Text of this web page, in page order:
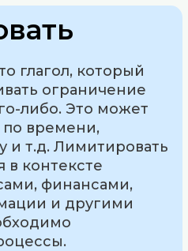
глагол, который
ограничение
либо. Это может
времени,
и т.д. Лимитировать
в контексте
финансами,
и другими